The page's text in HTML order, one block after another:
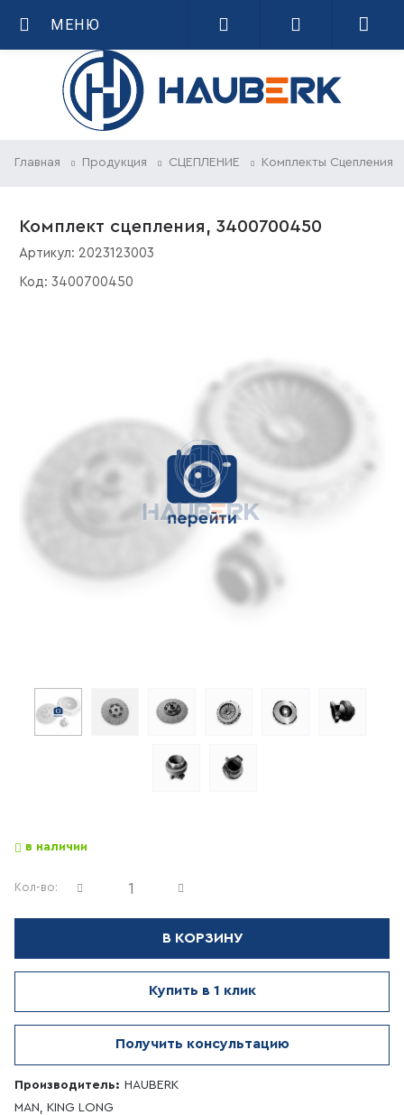
МЕНЮ
Главная Продукция СЦЕПЛЕНИЕ Комплекты Сцепления
Комплект сцепления, 3400700450
Артикул: 2023123003
Код: 3400700450
в наличии
Кол-во:
В КОРЗИНУ
Купить в 1 клик
Получить консультацию
Производитель: HAUBERK
MAN, KING LONG